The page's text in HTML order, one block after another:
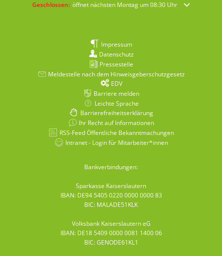
Klicken, um weitere Öffnungs- oder Schließzeiten auszublenden
Geschlossen: öffnet nächsten Montag um 08:30 Uhr
Impressum
Datenschutz
Pressestelle
Meldestelle nach dem Hinweisgeberschutzgesetz
EDV
Barriere melden
Leichte Sprache
Barrierefreiheitserklärung
Ihr Recht auf Informationen
RSS-Feed Öffentliche Bekanntmachungen
Intranet - Login für Mitarbeiter*innen
Bankverbindungen:
Sparkasse Kaiserslautern
IBAN: DE94 5405 0220 0000 0000 83
BIC: MALADE51KLK
Volksbank Kaiserslautern eG
IBAN: DE18 5409 0000 0081 1400 06
BIC: GENODE61KL1